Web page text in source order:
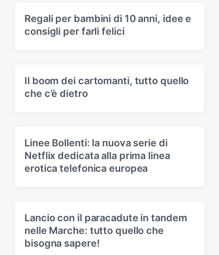
:Regali per bambini di 10 anni, idee e
consigli per farli felici
Il boom dei cartomanti, tutto quello
che c’è dietro
Linee Bollenti: la nuova serie di
Netflix dedicata alla prima linea
erotica telefonica europea
Lancio con il paracadute in tandem
nelle Marche: tutto quello che
bisogna sapere!